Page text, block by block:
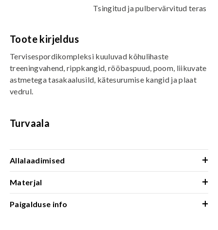
Tsingitud ja pulbervärvitud teras
Toote kirjeldus
Tervisespordikompleksi kuuluvad kõhulihaste
treeningvahend, rippkangid, rööbaspuud, poom, liikuvate
astmetega tasakaalusild, kätesurumise kangid ja plaat
vedrul.
Turvaala
Allalaadimised +
Materjal +
Paigalduse info +